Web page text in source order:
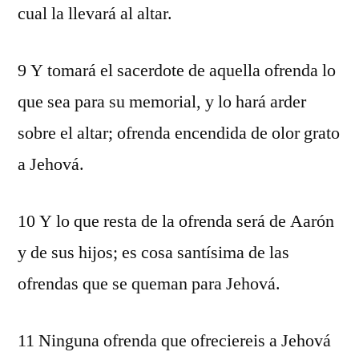
cual la llevará al altar.
9 Y tomará el sacerdote de aquella ofrenda lo
que sea para su memorial, y lo hará arder
sobre el altar; ofrenda encendida de olor grato
a Jehová.
10 Y lo que resta de la ofrenda será de Aarón
y de sus hijos; es cosa santísima de las
ofrendas que se queman para Jehová.
11 Ninguna ofrenda que ofreciereis a Jehová